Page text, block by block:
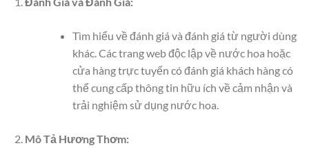
Tìm hiểu về đánh giá và đánh giá từ người dùng
khác. Các trang web độc lập về nước hoa hoặc
cửa hàng trực tuyến có đánh giá khách hàng có
thể cung cấp thông tin hữu ích về cảm nhận và
trải nghiệm sử dụng nước hoa.
Mô Tả Hương Thơm: